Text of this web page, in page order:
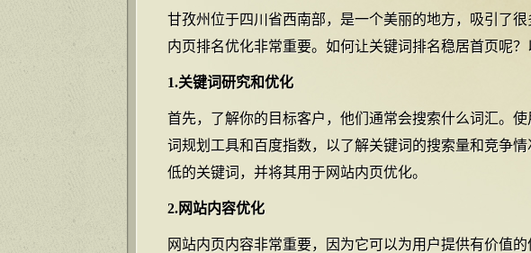
甘孜州位于四川省西南部，是一个美丽的地方，吸引了
内页排名优化非常重要。如何让关键词排名稳居首页呢？
1.关键词研究和优化
首先，了解你的目标客户，他们通常会搜索什么词汇。
词规划工具和百度指数，以了解关键词的搜索量和竞争
低的关键词，并将其用于网站内页优化。
2.网站内容优化
网站内页内容非常重要，因为它可以为用户提供有价值